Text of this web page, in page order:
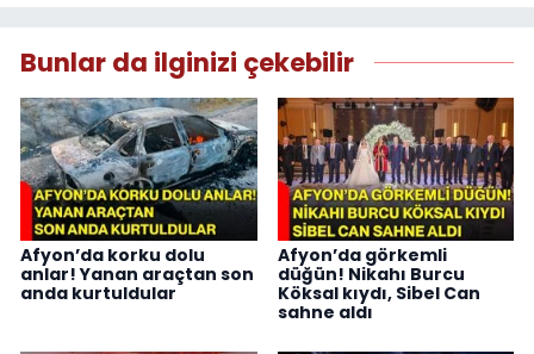
Bunlar da ilginizi çekebilir
Afyon’da korku dolu
anlar! Yanan araçtan son
anda kurtuldular
Afyon’da görkemli
düğün! Nikahı Burcu
Köksal kıydı, Sibel Can
sahne aldı